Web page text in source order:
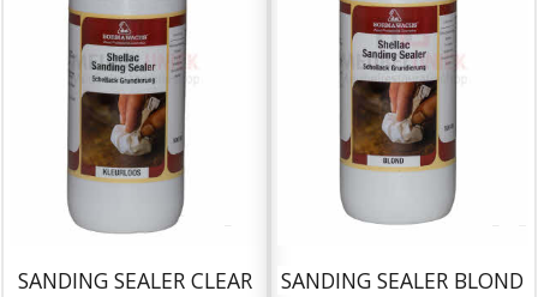
SANDING SEALER CLEAR SANDING SEALER BLOND